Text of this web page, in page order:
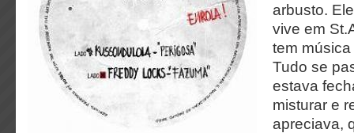
arbusto.
vive em
tem
Tudo se
estava
misturar e
apreciava,